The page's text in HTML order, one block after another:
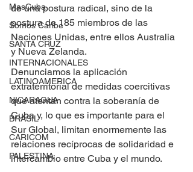
MasCuba
Somos Caribe
SANTA CRUZ
INTERNACIONALES
LATINOAMERICA
NICARAGUA
BRASIL
CARICOM
PALESTINA
de una postura radical, sino de la
postura de 185 miembros de las
Naciones Unidas, entre ellos Australia
y Nueva Zelanda.
Denunciamos la aplicación
extraterritorial de medidas coercitivas
que atentan contra la soberanía de
Cuba y, lo que es importante para el
Sur Global, limitan enormemente las
relaciones recíprocas de solidaridad e
intercambio entre Cuba y el mundo.